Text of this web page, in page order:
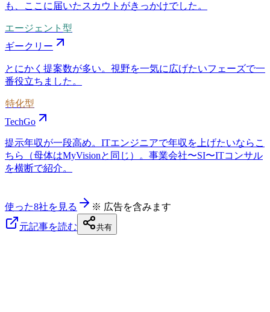
も、ここに届いたスカウトがきっかけでした。
エージェント型
ギークリー
とにかく提案数が多い。視野を一気に広げたいフェーズで一
番役立ちました。
特化型
TechGo
提示年収が一段高め。ITエンジニアで年収を上げたいならこ
ちら（母体はMyVisionと同じ）。事業会社〜SI〜ITコンサル
を横断で紹介。
使った8社を見る
※ 広告を含みます
元記事を読む
共有